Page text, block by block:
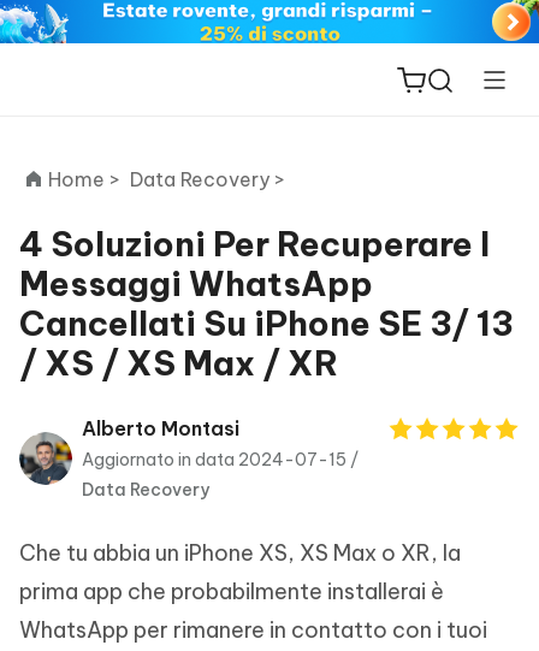
ReiBoot
for iOS
PDNob
PDF
Editor
Home > Data Recovery >
4 Soluzioni Per Recuperare I
Messaggi WhatsApp
Cancellati Su iPhone SE 3/ 13
/ XS / XS Max / XR
Alberto Montasi
Aggiornato in data 2024-07-15 /
Data Recovery
Che tu abbia un iPhone XS, XS Max o XR, la
prima app che probabilmente installerai è
WhatsApp per rimanere in contatto con i tuoi